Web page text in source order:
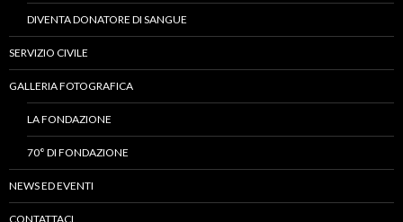
DIVENTA DONATORE DI SANGUE
SERVIZIO CIVILE
GALLERIA FOTOGRAFICA
LA FONDAZIONE
70° DI FONDAZIONE
NEWS ED EVENTI
CONTATTACI